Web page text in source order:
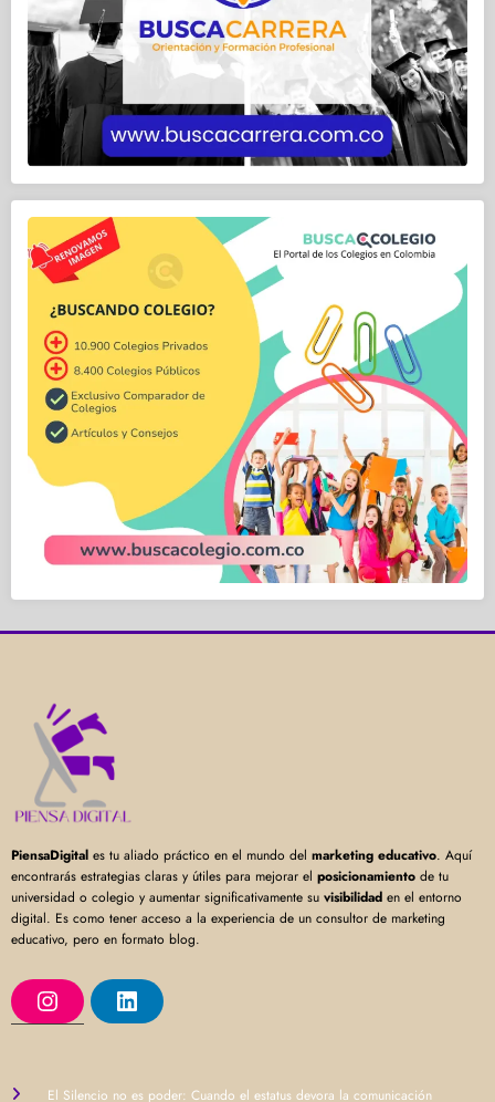
PiensaDigital es tu aliado práctico en el mundo del marketing educativo. Aquí
encontrarás estrategias claras y útiles para mejorar el posicionamiento de tu
universidad o colegio y aumentar significativamente su visibilidad en el entorno
digital. Es como tener acceso a la experiencia de un consultor de marketing
educativo, pero en formato blog.
I
n
r
L
i
I
El Silencio no es poder: Cuando el estatus devora la comunicación